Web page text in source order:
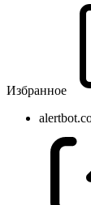
Избранное